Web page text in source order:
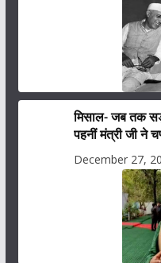
मिसाल- जब तक
पहनीं मंत्री जी ने
December 27,